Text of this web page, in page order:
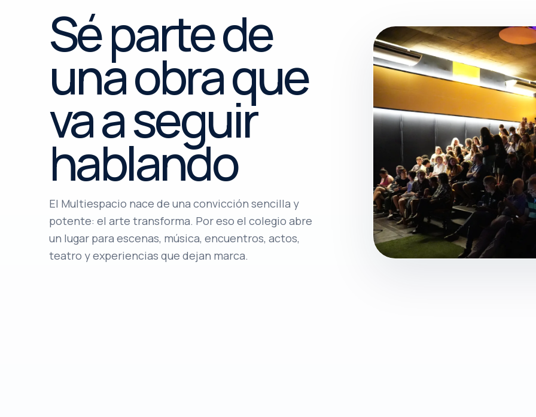
Sé parte de
una obra que
va a seguir
hablando
El Multiespacio nace de una convicción sencilla y
potente: el arte transforma. Por eso el colegio abre
un lugar para escenas, música, encuentros, actos,
teatro y experiencias que dejan marca.